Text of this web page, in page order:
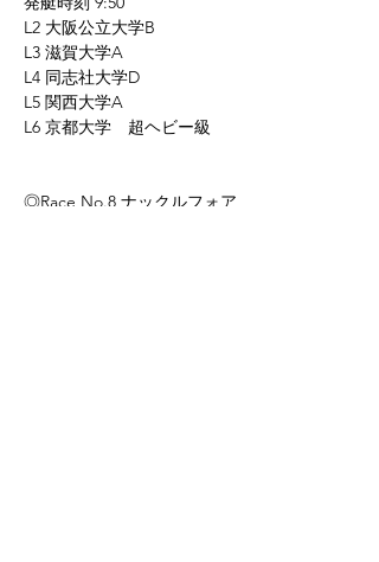
L2 大阪公立大学B
L3 滋賀大学A
L4 同志社大学D
L5 関西大学A
L6 京都大学　超ヘビー級
◎Race No.8 ナックルフォア